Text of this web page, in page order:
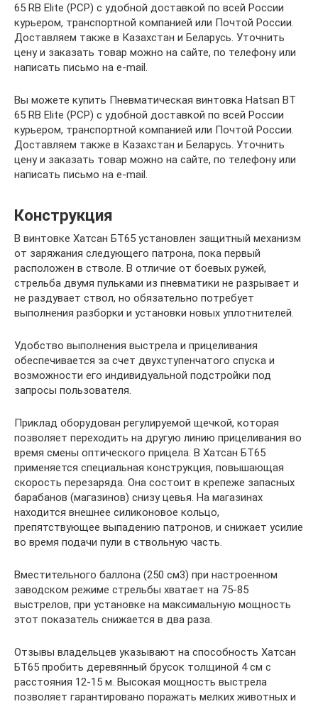
65 RB Elite (PCP) с удобной доставкой по всей России
курьером, транспортной компанией или Почтой России.
Доставляем также в Казахстан и Беларусь. Уточнить
цену и заказать товар можно на сайте, по телефону или
написать письмо на e-mail.
Вы можете купить Пневматическая винтовка Hatsan BT
65 RB Elite (PCP) с удобной доставкой по всей России
курьером, транспортной компанией или Почтой России.
Доставляем также в Казахстан и Беларусь. Уточнить
цену и заказать товар можно на сайте, по телефону или
написать письмо на e-mail.
Конструкция
В винтовке Хатсан БТ65 установлен защитный механизм
от заряжания следующего патрона, пока первый
расположен в стволе. В отличие от боевых ружей,
стрельба двумя пульками из пневматики не разрывает и
не раздувает ствол, но обязательно потребует
выполнения разборки и установки новых уплотнителей.
Удобство выполнения выстрела и прицеливания
обеспечивается за счет двухступенчатого спуска и
возможности его индивидуальной подстройки под
запросы пользователя.
Приклад оборудован регулируемой щечкой, которая
позволяет переходить на другую линию прицеливания во
время смены оптического прицела. В Хатсан БТ65
применяется специальная конструкция, повышающая
скорость перезаряда. Она состоит в крепеже запасных
барабанов (магазинов) снизу цевья. На магазинах
находится внешнее силиконовое кольцо,
препятствующее выпадению патронов, и снижает усилие
во время подачи пули в ствольную часть.
Вместительного баллона (250 см3) при настроенном
заводском режиме стрельбы хватает на 75-85
выстрелов, при установке на максимальную мощность
этот показатель снижается в два раза.
Отзывы владельцев указывают на способность Хатсан
БТ65 пробить деревянный брусок толщиной 4 см с
расстояния 12-15 м. Высокая мощность выстрела
позволяет гарантировано поражать мелких животных и